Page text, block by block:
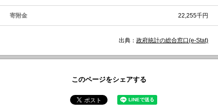
寄附金 22,255千円
出典： 政府統計の総合窓口(e-Stat)
このページをシェアする